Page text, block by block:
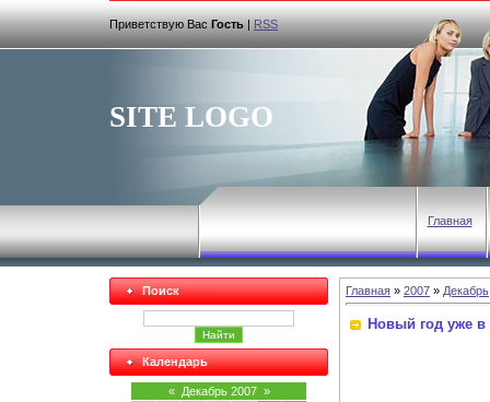
Приветствую Вас Гость|RSS
SITE LOGO
Главная
Поиск
Календарь
« Декабрь 2007 »
Главная » 2007 » Декабрь
Новый год уже в